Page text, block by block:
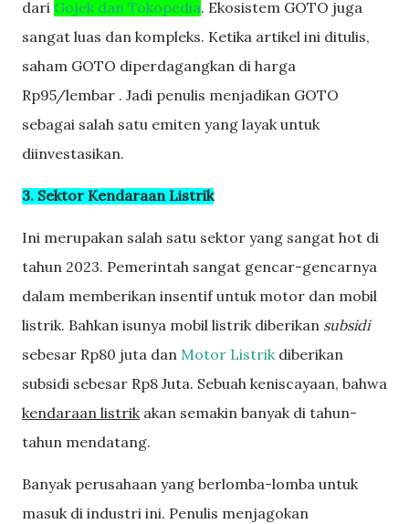
dari Gojek dan Tokopedia. Ekosistem GOTO juga
sangat luas dan kompleks. Ketika artikel ini ditulis,
saham GOTO diperdagangkan di harga
Rp95/lembar . Jadi penulis menjadikan GOTO
sebagai salah satu emiten yang layak untuk
diinvestasikan.
3. Sektor Kendaraan Listrik
Ini merupakan salah satu sektor yang sangat hot di
tahun 2023. Pemerintah sangat gencar-gencarnya
dalam memberikan insentif untuk motor dan mobil
listrik. Bahkan isunya mobil listrik diberikan subsidi
sebesar Rp80 juta dan Motor Listrik diberikan
subsidi sebesar Rp8 Juta. Sebuah keniscayaan, bahwa
kendaraan listrik akan semakin banyak di tahun-
tahun mendatang.
Banyak perusahaan yang berlomba-lomba untuk
masuk di industri ini. Penulis menjagokan